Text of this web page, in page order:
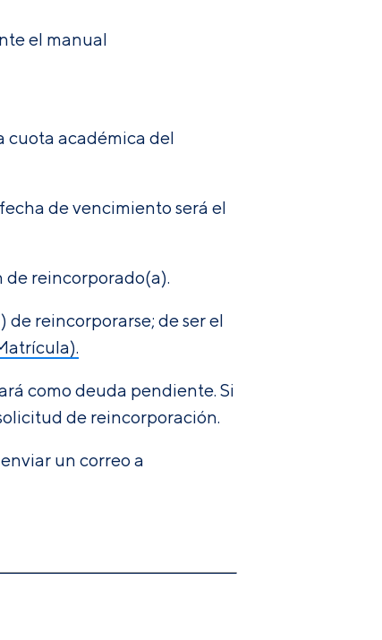
el manual
cuota académica del
de vencimiento será el
de reincorporado(a).
reincorporarse; de ser el
como deuda pendiente. Si
de reincorporación.
un correo a